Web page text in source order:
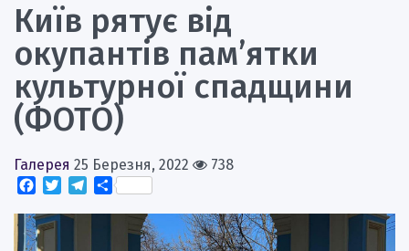
Київ рятує від
окупантів пам’ятки
культурної спадщини
(ФОТО)
Галерея 25 Березня, 2022
738
Facebook
TwitterTelegram
Поділитися